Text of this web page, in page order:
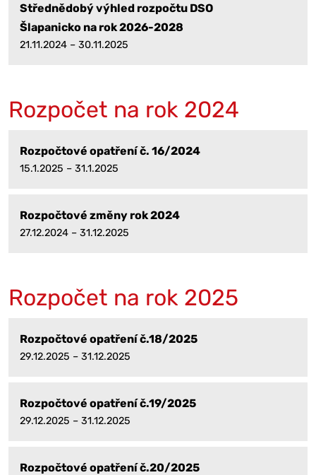
Střednědobý výhled rozpočtu DSO
Šlapanicko na rok 2026-2028
21.11.2024 – 30.11.2025
Rozpočet na rok 2024
Rozpočtové opatření č. 16/2024
15.1.2025 – 31.1.2025
Rozpočtové změny rok 2024
27.12.2024 – 31.12.2025
Rozpočet na rok 2025
Rozpočtové opatření č.18/2025
29.12.2025 – 31.12.2025
Rozpočtové opatření č.19/2025
29.12.2025 – 31.12.2025
Rozpočtové opatření č.20/2025